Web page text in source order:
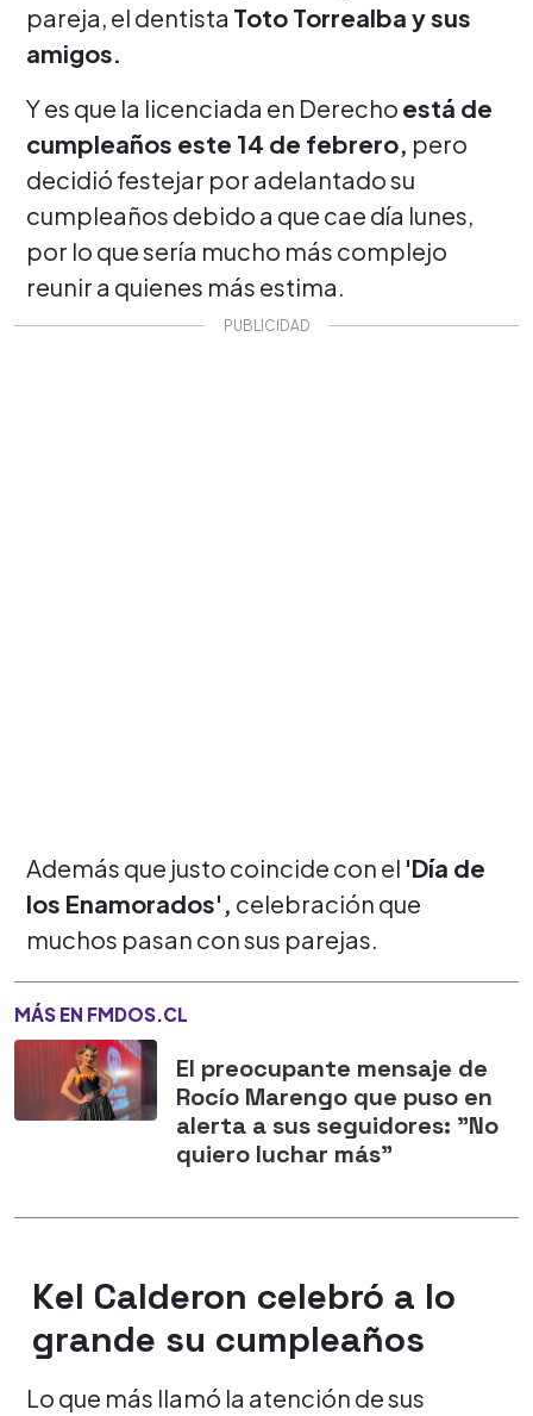
pareja, el dentista Toto Torrealba y sus
amigos.
Y es que la licenciada en Derecho está de
cumpleaños este 14 de febrero, pero
decidió festejar por adelantado su
cumpleaños debido a que cae día lunes,
por lo que sería mucho más complejo
reunir a quienes más estima.
Además que justo coincide con el 'Día de
los Enamorados', celebración que
muchos pasan con sus parejas.
MÁS EN FMDOS.CL
El preocupante mensaje de
Rocío Marengo que puso en
alerta a sus seguidores: "No
quiero luchar más"
Kel Calderon celebró a lo
grande su cumpleaños
Lo que más llamó la atención de sus